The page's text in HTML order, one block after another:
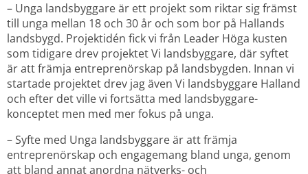
– Unga landsbyggare är ett projekt som riktar sig främst
till unga mellan 18 och 30 år och som bor på Hallands
landsbygd. Projektidén fick vi från Leader Höga kusten
som tidigare drev projektet Vi landsbyggare, där syftet
är att främja entreprenörskap på landsbygden. Innan vi
startade projektet drev jag även Vi landsbyggare Halland
och efter det ville vi fortsätta med landsbyggare-
konceptet men med mer fokus på unga.
– Syfte med Unga landsbyggare är att främja
entreprenörskap och engagemang bland unga, genom
att bland annat anordna nätverks- och